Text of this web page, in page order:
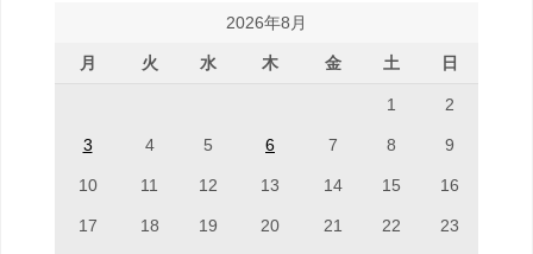
2026年8月
月 火 水 木 金 土 日
1 2
3 4 5 6 7 8 9
10 11 12 13 14 15 16
17 18 19 20 21 22 23